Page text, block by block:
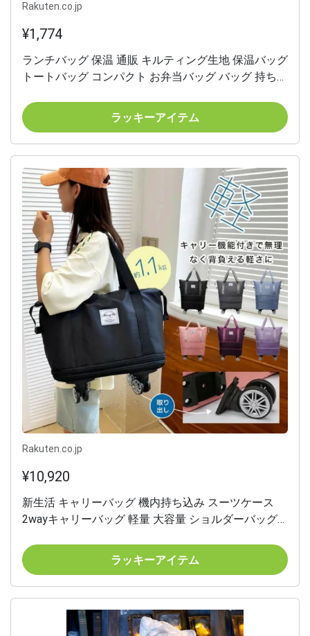
Rakuten.co.jp
¥1,774
ランチバッグ 保温 通販 キルティング生地 保温バッグ
トートバッグ コンパクト お弁当バッグ バッグ 持ち運
ー お出掛け お買い物 ランチグッズ スケーター
skater ギフト 贈り物
ラッキーアイテム
Rakuten.co.jp
¥10,920
新生活 キャリーバッグ 機内持ち込み スーツケース
2wayキャリーバッグ 軽量 大容量 ショルダーバッグ
行
ラッキーアイテム